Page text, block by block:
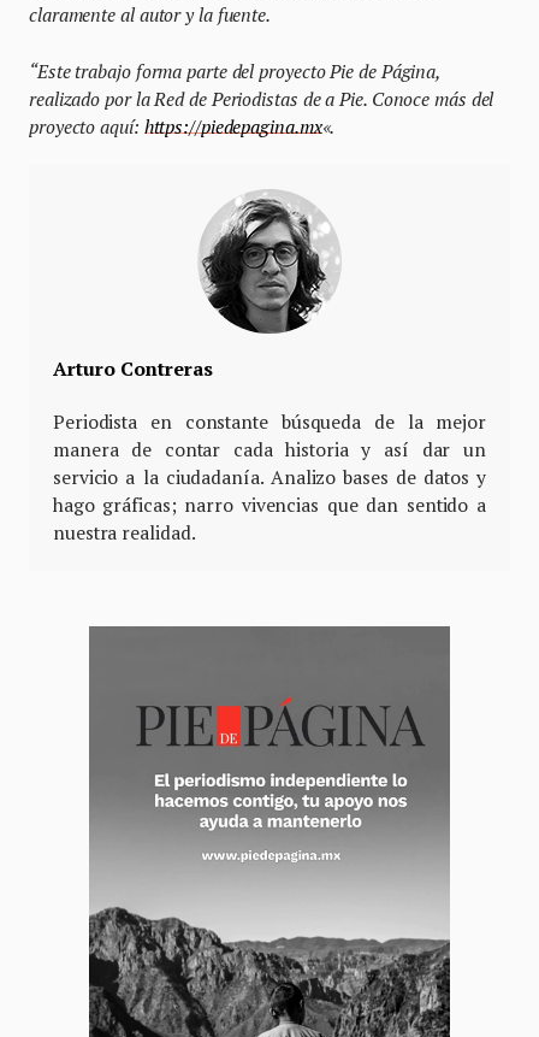
claramente al autor y la fuente.
“Este trabajo forma parte del proyecto Pie de Página,
realizado por la Red de Periodistas de a Pie. Conoce más del
proyecto aquí: https://piedepagina.mx«.
Arturo Contreras
Periodista en constante búsqueda de la mejor
manera de contar cada historia y así dar un
servicio a la ciudadanía. Analizo bases de datos y
hago gráficas; narro vivencias que dan sentido a
nuestra realidad.